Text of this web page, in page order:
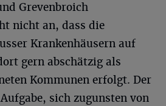
Grevenbroich
nicht an, dass die
Krankenhäusern auf
gern abschätzig als
Kommunen erfolgt. Der
sich zugunsten von